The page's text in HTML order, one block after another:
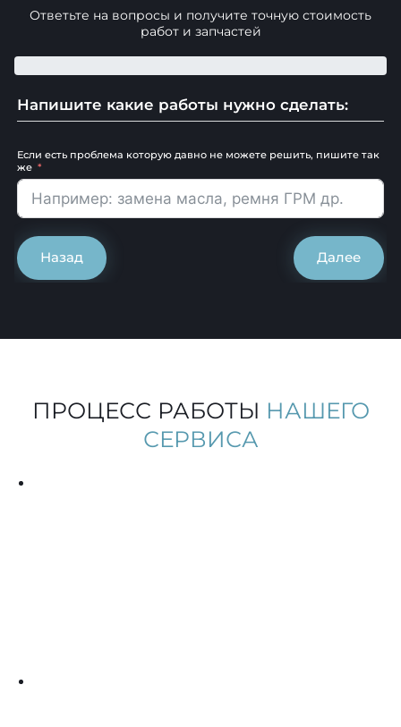
Ответьте на вопросы и получите точную стоимость
работ и запчастей
Напишите какие работы нужно сделать:
Если есть проблема которую давно не можете решить, пишите так
же
Назад Далее
ПРОЦЕСС РАБОТЫ НАШЕГО
СЕРВИСА